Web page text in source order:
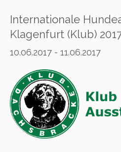
Internationale
Klagenfurt (Klub)
10.06.2017 - 11.06.2017